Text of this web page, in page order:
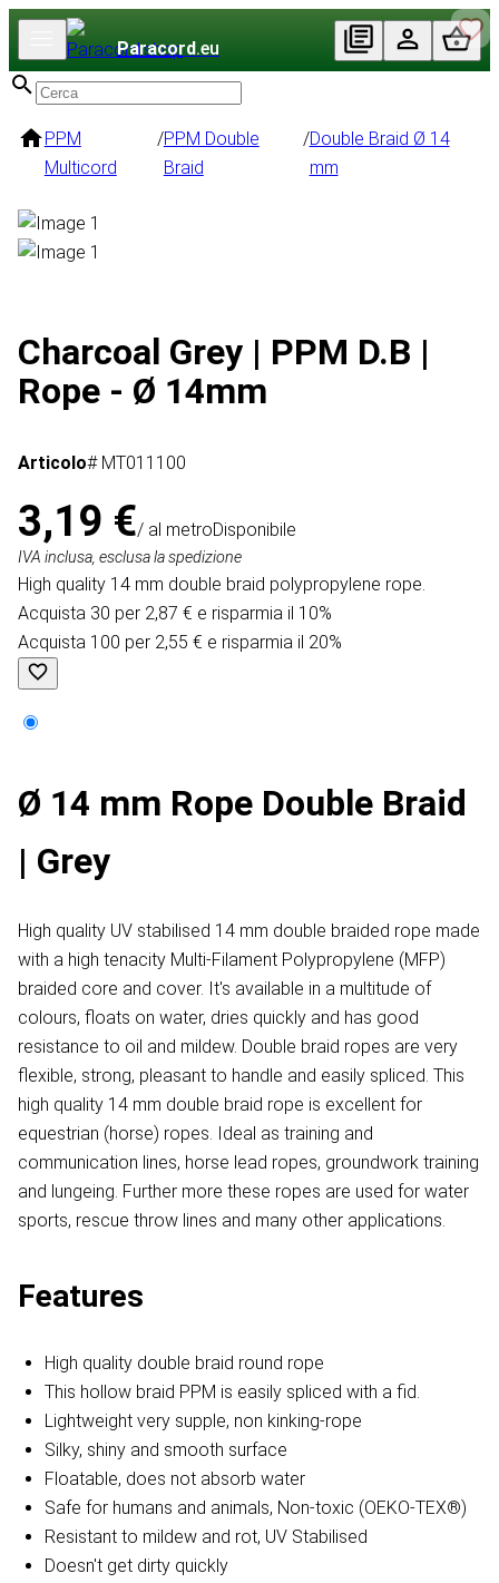
Paracord.eu
PPM
Multicord
/PPM Double
Braid
/Double Braid Ø 14
mm
Charcoal Grey | PPM D.B |
Rope - Ø 14mm
Articolo# MT011100
3,19 €/ al metroDisponibile
IVA inclusa, esclusa la spedizione
High quality 14 mm double braid polypropylene rope.
Acquista 30 per 2,87 € e risparmia il 10%
Acquista 100 per 2,55 € e risparmia il 20%
Ø 14 mm Rope Double Braid
| Grey
High quality UV stabilised 14 mm double braided rope made
with a high tenacity Multi-Filament Polypropylene (MFP)
braided core and cover. It's available in a multitude of
colours, floats on water, dries quickly and has good
resistance to oil and mildew. Double braid ropes are very
flexible, strong, pleasant to handle and easily spliced. This
high quality 14 mm double braid rope is excellent for
equestrian (horse) ropes. Ideal as training and
communication lines, horse lead ropes, groundwork training
and lungeing. Further more these ropes are used for water
sports, rescue throw lines and many other applications.
Features
High quality double braid round rope
This hollow braid PPM is easily spliced with a fid.
Lightweight very supple, non kinking-rope
Silky, shiny and smooth surface
Floatable, does not absorb water
Safe for humans and animals, Non-toxic (OEKO-TEX®)
Resistant to mildew and rot, UV Stabilised
Doesn't get dirty quickly